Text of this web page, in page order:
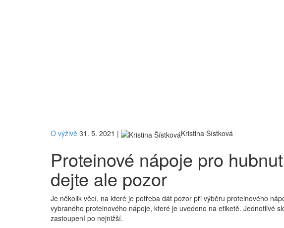
O výživě 31. 5. 2021 | Kristina Šístková
Proteinové nápoje pro
dejte ale pozor
Je několik věcí, na které je potřeba dát pozor při výběru proteinového
vybraného proteinového nápoje, které je uvedeno na etiketě. Jednotlivé
zastoupení po nejnižší.